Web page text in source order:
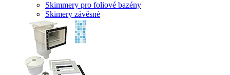
Skimmery pro foliové bazény
Skimery závěsné